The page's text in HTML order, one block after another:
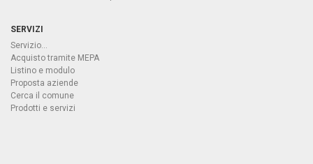
SERVIZI
Servizio...
Acquisto tramite MEPA
Listino e modulo
Proposta aziende
Cerca il comune
Prodotti e servizi